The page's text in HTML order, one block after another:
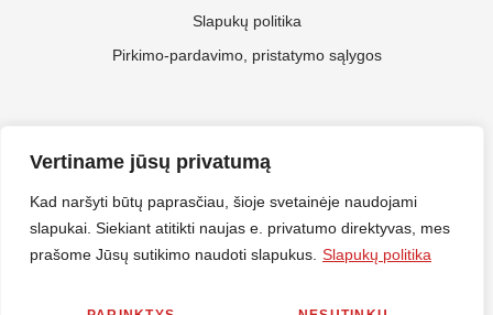
Vertiname jūsų privatumą
Kad naršyti būtų paprasčiau, šioje svetainėje naudojami
slapukai. Siekiant atitikti naujas e. privatumo direktyvas, mes
prašome Jūsų sutikimo naudoti slapukus. Slapukų politika
Slapukų politika
Pirkimo-pardavimo, pristatymo sąlygos
Kontaktai
Rekvizitai
ES Parama